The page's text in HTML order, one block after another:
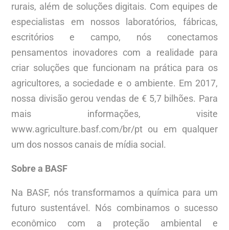
rurais, além de soluções digitais. Com equipes de
especialistas em nossos laboratórios, fábricas,
escritórios e campo, nós conectamos
pensamentos inovadores com a realidade para
criar soluções que funcionam na prática para os
agricultores, a sociedade e o ambiente. Em 2017,
nossa divisão gerou vendas de € 5,7 bilhões. Para
mais informações, visite
www.agriculture.basf.com/br/pt ou em qualquer
um dos nossos canais de mídia social.
Sobre a BASF
Na BASF, nós transformamos a química para um
futuro sustentável. Nós combinamos o sucesso
econômico com a proteção ambiental e